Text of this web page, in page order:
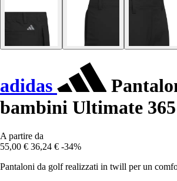
adidas
bambini Ultimate 365
A partire da
55,00 € 36,24 € -34%
Pantaloni da golf realizzati in twill per un